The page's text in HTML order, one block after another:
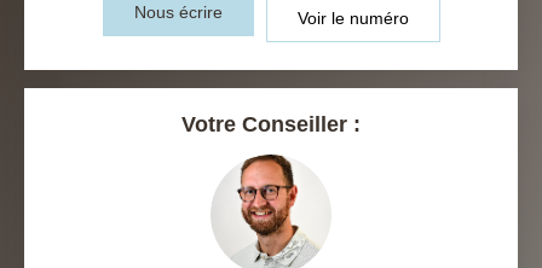
Nous écrire Voir le numéro
Votre Conseiller :